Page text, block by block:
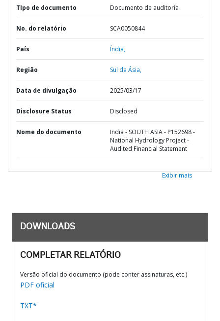
TIpo de documento Documento de auditoria
No. do relatório SCA0050844
País Índia,
Região Sul da Ásia,
Data de divulgação 2025/03/17
Disclosure Status Disclosed
Nome do documento
India - SOUTH ASIA - P152698 -
National Hydrology Project -
Audited Financial Statement
Exibir mais
DOWNLOADS
COMPLETAR RELATÓRIO
Versão oficial do documento (pode conter assinaturas, etc.)
PDF oficial
TXT*